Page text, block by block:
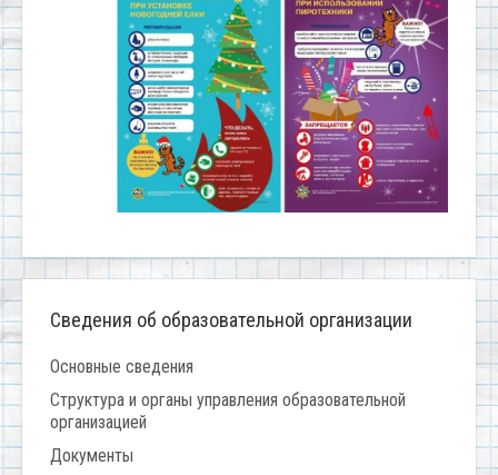
Сведения об образовательной организации
Основные сведения
Структура и органы управления образовательной
организацией
Документы